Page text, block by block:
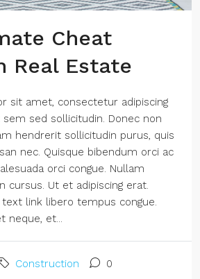
Cheat
Real Estate
sit amet, consectetur adipiscing
sed sollicitudin. Donec non
hendrerit sollicitudin purus, quis
nec. Quisque bibendum orci ac
orci congue. Nullam
cursus. Ut et adipiscing erat.
link libero tempus congue.
neque, et...
Construction 0